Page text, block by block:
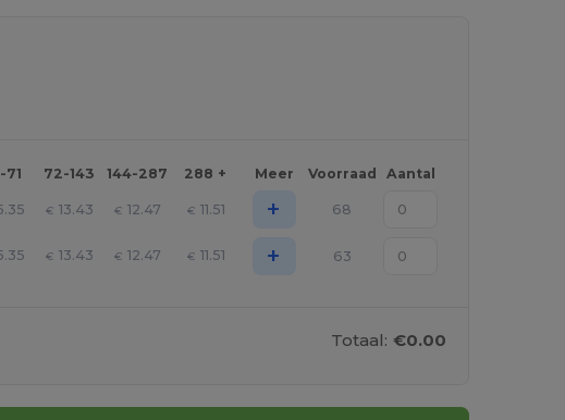
71 72-143 144-287 288 + Meer Voorraad Aantal
€ 13.43 € 12.47 € 11.51 + 68
€ 13.43 € 12.47 € 11.51 + 63
Totaal: €0.00